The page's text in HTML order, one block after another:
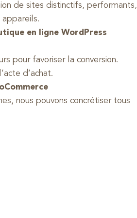
de sites distinctifs, performants,
en ligne WordPress
pour favoriser la conversion.
d’achat.
nous pouvons concrétiser tous